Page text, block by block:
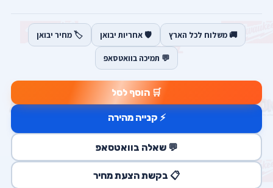
🚚 משלוח לכל הארץ 🛡️ אחריות יבואן 🏷️ מחיר יבואן
💬 תמיכה בוואטסאפ
🛒 הוסף לסל
⚡ קנייה מהירה
💬 שאלה בוואטסאפ
📋 בקשת הצעת מחיר